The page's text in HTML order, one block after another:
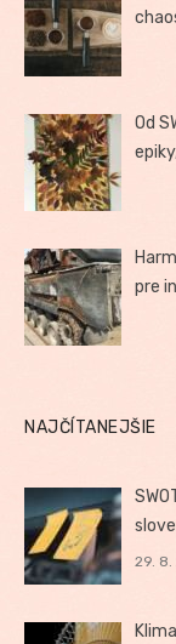
Od
pre
NAJČÍTANEJŠIE
29.